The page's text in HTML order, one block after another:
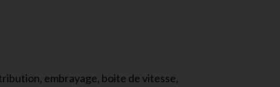
embrayage, boite de vitesse,